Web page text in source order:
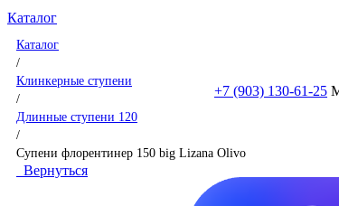
+7 (903) 130-61-25
Каталог
Каталог
/
Клинкерные ступени
/
Длинные ступени 120
/
Супени флорентинер 150 big Lizana Olivo
Вернуться